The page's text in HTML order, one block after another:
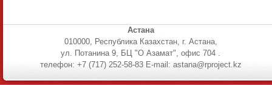
Астана
010000, Республика Казахстан, г. Астана,
ул. Потанина 9, БЦ "О Азамат", офис 704 .
телефон: +7 (717) 252-58-83 E-mail: astana@rproject.kz